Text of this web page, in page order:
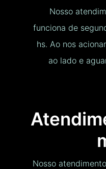
Nosso
funciona de
hs. Ao nos
ao lado e
Nosso